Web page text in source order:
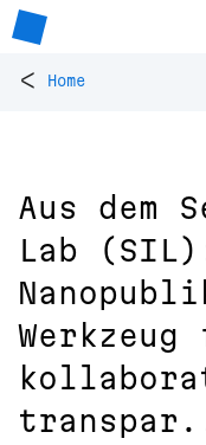
< Home
Aus dem
Lab